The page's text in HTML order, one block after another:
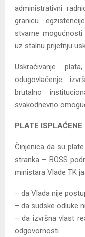
administrativni
granicu
stvarne
uz stalnu prijetnju
Uskraćivanje
odugovlačenje
brutalno
svakodnevno
PLATE
Činjenica da su
stranka – BOSS
ministara Vlade TK
– da Vlada nije
– da sudske odluke
– da izvršna vlast
odgovornosti.